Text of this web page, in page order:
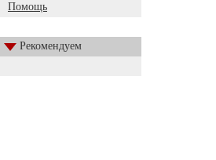
Помощь
Рекомендуем